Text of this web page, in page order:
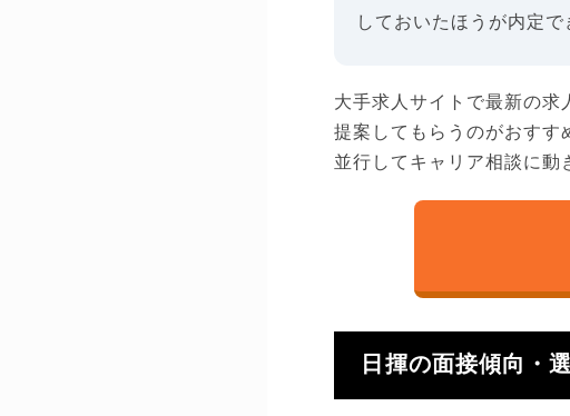
しておいたほうが内定で
大手求人サイトで最新の求
提案してもらうのがおすす
並行してキャリア相談に動
日揮の面接傾向・